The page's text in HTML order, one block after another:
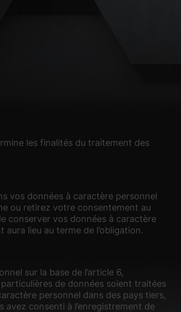
les finalités du traitement des
vos données à caractère personnel
ou retirez votre consentement au
conserver vos données à caractère
lieu au terme de l’obligation.
sur la base de l’article 6,
de données soient traitées
personnel dans des pays tiers,
avez consenti à l’enregistrement de